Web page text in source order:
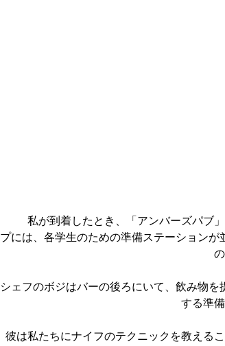
プには、各学生のための準備ステーション
シェフのボジはバーの後ろにいて、飲み物
する準
彼は私たちにナイフのテクニックを教える